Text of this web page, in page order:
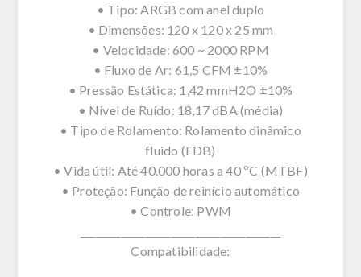
• Tipo: ARGB com anel duplo
• Dimensões: 120 x 120 x 25 mm
• Velocidade: 600 ~ 2000 RPM
• Fluxo de Ar: 61,5 CFM ±10%
• Pressão Estática: 1,42 mmH2O ±10%
• Nível de Ruído: 18,17 dBA (média)
• Tipo de Rolamento: Rolamento dinâmico
fluido (FDB)
• Vida útil: Até 40.000 horas a 40 ºC (MTBF)
• Proteção: Função de reinício automático
• Controle: PWM
Compatibilidade: